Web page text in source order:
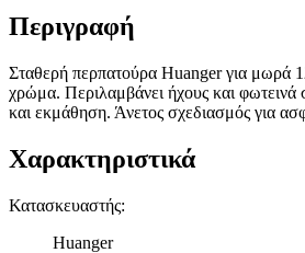
Περιγραφή
Σταθερή περπατούρα Huanger για μωρά
χρώμα. Περιλαμβάνει ήχους και φωτεινά
και εκμάθηση. Άνετος σχεδιασμός για
Χαρακτηριστικά
Κατασκευαστής:
Huanger